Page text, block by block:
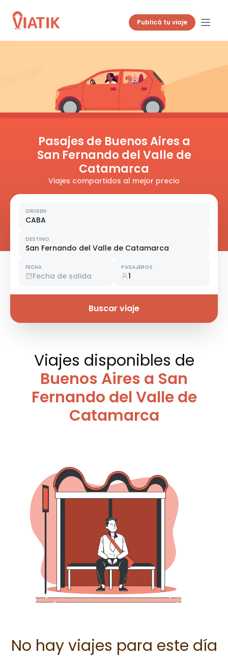
Publicá tu viaje
Pasajes de Buenos Aires a
San Fernando del Valle de
Catamarca
Viajes compartidos al mejor precio
ORIGEN
CABA
DESTINO
San Fernando del Valle de Catamarca
FECHA
Fecha de salida
PASAJEROS
1
Buscar viaje
Viajes disponibles de
Buenos Aires a San
Fernando del Valle de
Catamarca
No hay viajes para este día